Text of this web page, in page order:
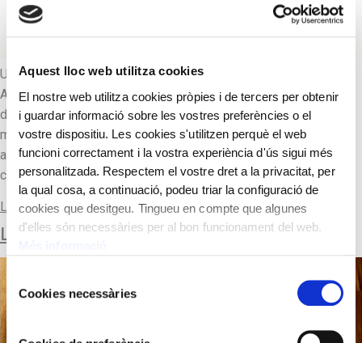
Aquest lloc web utilitza cookies
El nostre web utilitza cookies pròpies i de tercers per obtenir
i guardar informació sobre les vostres preferències o el
vostre dispositiu. Les cookies s'utilitzen perquè el web
funcioni correctament i la vostra experiència d'ús sigui més
personalitzada. Respectem el vostre dret a la privacitat, per
la qual cosa, a continuació, podeu triar la configuració de
cookies que desitgeu. Tingueu en compte que algunes
d'elles són necessàries per al bon funcionament del web.
deCookies necessàries
Un paraigüer d’un dels artistes referents del modernisme,
Antoni Gaudí. Es tracta d’una peça de mobiliari i de decoració
d’interior que pertanyia a la Casa Dalmases, d’orígens
medievals, es reconvertí en un dels pocs palau barrocs, ubicat
al carrer Montcada de Barcelona. Posteriorment, el 1907 la
casa seria ampliada per Lluís Domènech i Muntaner. Gaudí […]
Llegir-ne més
LA PETITA